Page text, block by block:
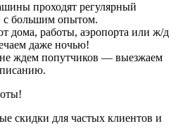
проходят регулярный
с большим опытом.
дома, работы, аэропорта или ж/д
даже ночью!
ждем попутчиков — выезжаем
скидки для частых клиентов и